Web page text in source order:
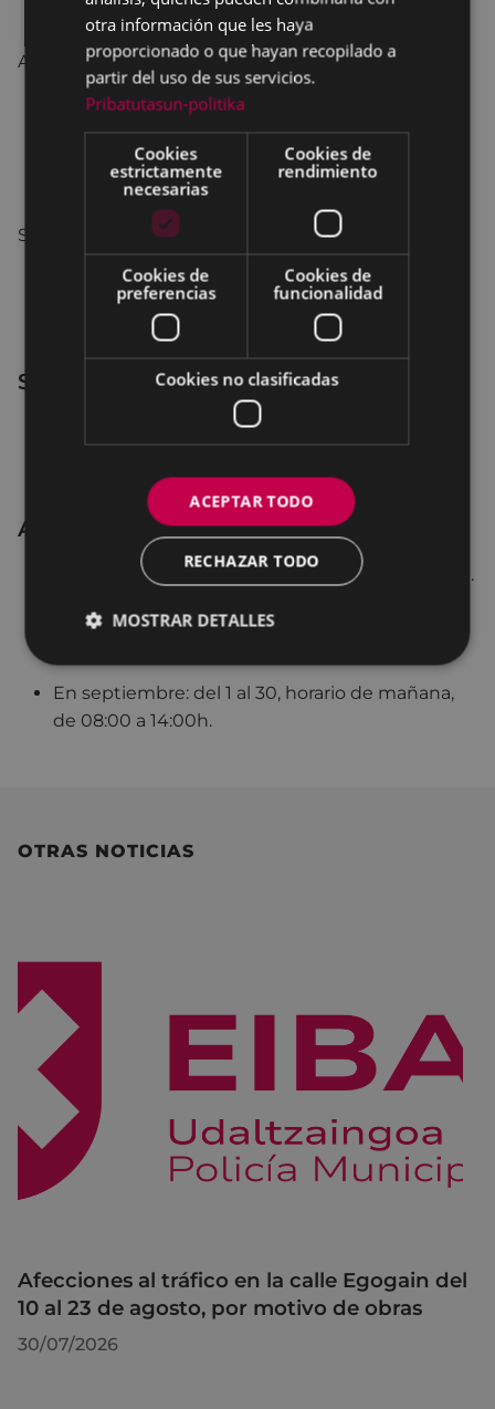
Cerrado: lunes, sábados y domingos.
Agosto:
Del 1 al 31 de agosto: de martes a viernes de
10:00 a 13:30.
Cerrado: lunes, sábados y domingos, 15 y 16 de
Septiembre:
Del 2 al 30 de septiembre: de martes a viernes
de 16:00 a 20:00.
Cerrado: lunes, sábados y domingos.
Servicios Sociales
Julio, agosto y septiembre: de lunes a viernes
Cerrado: 31 de julio
Andretxea
En julio: en horario de mañana, de 8:00 a 14:00h.
En septiembre: del 1 al 30, horario de mañana,
de 08:00 a 14:00h.
OTRAS NOTICIAS
Afecciones al tráfico en la calle Egogain del
10 al 23 de agosto, por motivo de obras
30/07/2026
otra información que les haya
proporcionado o que hayan recopilado a
partir del uso de sus servicios.
Pribatutasun-politika
Cookies
estrictamente
necesarias
Cookies de
rendimiento
Cookies de
preferencias
Cookies de
funcionalidad
Cookies no clasificadas
ACEPTAR TODO
RECHAZAR TODO
MOSTRAR DETALLES